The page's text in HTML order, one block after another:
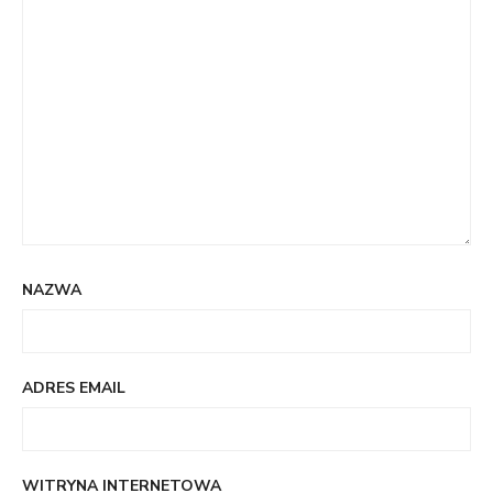
NAZWA
ADRES EMAIL
WITRYNA INTERNETOWA